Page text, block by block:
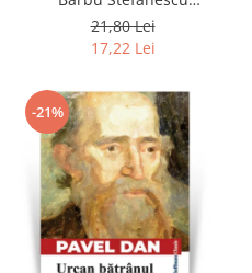
Delavrancea
21,80 Lei
17,22 Lei
-21%